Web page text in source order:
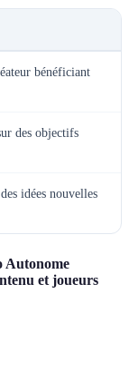
bénéficiant
des objectifs
idées nouvelles
et joueurs